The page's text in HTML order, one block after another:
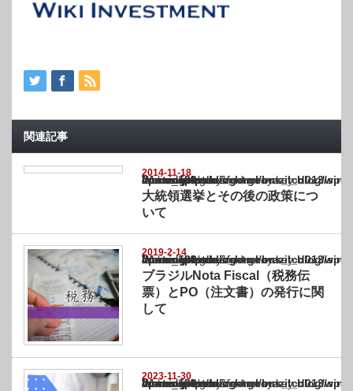
関連記事
2014-11-18
Warning
: Undefined array key "show_category" in
/home/netst/kuno-cpa.co.jp/public_html/brazil_blog/wp-content/themes/
on line183
大統領選挙とその後の政策につ
いて
2019-2-14
Warning
: Undefined array key "show_category" in
/home/netst/kuno-cpa.co.jp/public_html/brazil_blog/wp-content/themes/
on line183
ブラジルNota Fiscal（税務伝
票）とPO（注文書）の発行に関
して
2023-11-30
Warning
: Undefined array key "show_category" in
/home/netst/kuno-cpa.co.jp/public_html/brazil_blog/wp-content/themes/
on line183